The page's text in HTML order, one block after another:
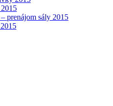
prenájom sály 2015